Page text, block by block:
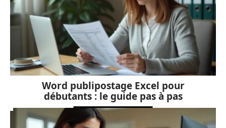
Word publipostage Excel pour
débutants : le guide pas à pas